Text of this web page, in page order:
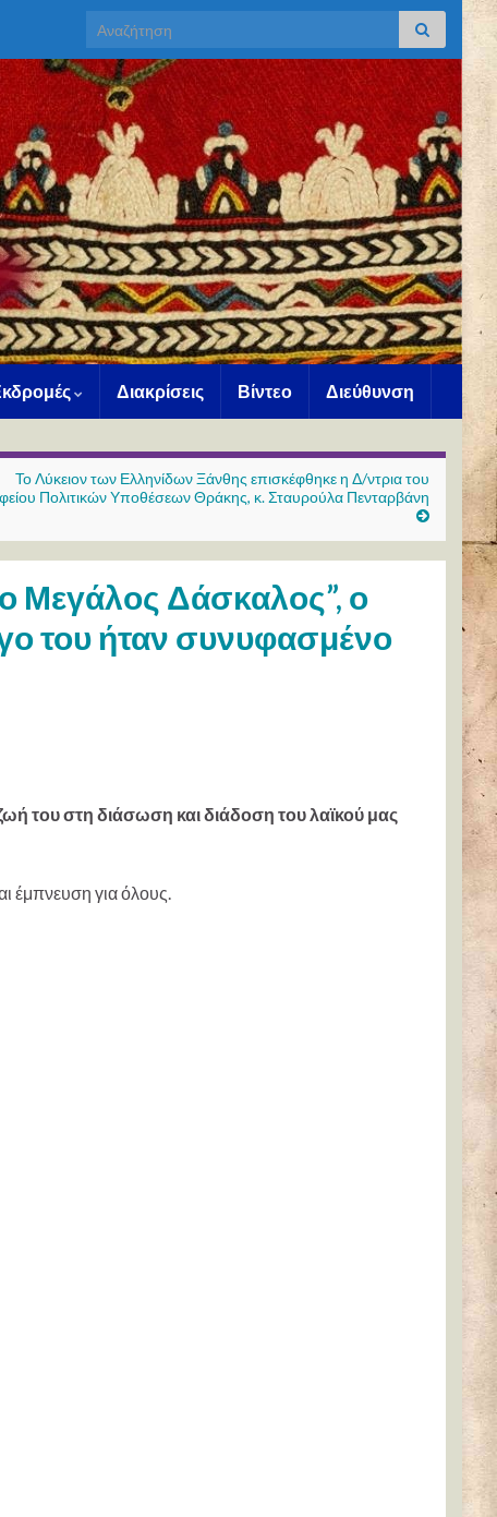
Search for:
Διακρίσεις Βίντεο Διεύθυνση
Το Λύκειον των Ελληνίδων Ξάνθης επισκέφθηκε η Δ/ντρια του
Πολιτικών Υποθέσεων Θράκης, κ. Σταυρούλα Πενταρβάνη
Μεγάλος Δάσκαλος”, ο
του ήταν συνυφασμένο
του στη διάσωση και διάδοση του λαϊκού μας
έμπνευση για όλους.